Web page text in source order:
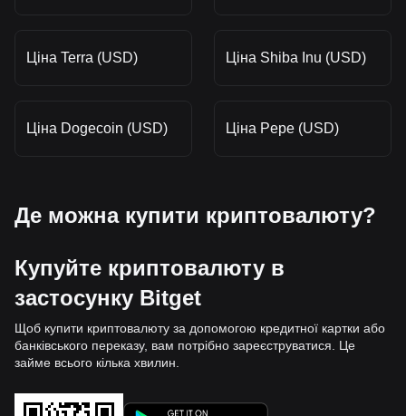
Ціна Terra (USD) Ціна Shiba Inu (USD)
Ціна Dogecoin (USD) Ціна Pepe (USD)
Де можна купити криптовалюту?
Купуйте криптовалюту в
застосунку Bitget
Щоб купити криптовалюту за допомогою кредитної картки або
банківського переказу, вам потрібно зареєструватися. Це
займе всього кілька хвилин.